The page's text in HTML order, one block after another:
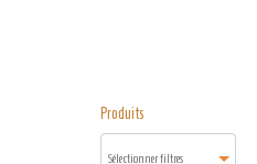
Produits